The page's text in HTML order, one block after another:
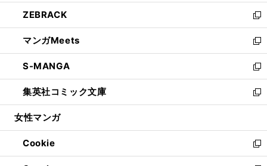
く
ウ
で
開
く
ン
ド
ウ
で
開
く
ウ
ィ
ン
ド
ウ
で
開
く
し
い
ウ
ィ
ン
ド
ウ
で
開
ZEBRACK
新
し
い
ウ
ィ
ン
ド
ウ
開
く
マンガMeets
新
し
い
ウ
ィ
ン
ウ
で
開
S-MANGA
新
し
い
ウ
ン
ド
ウ
集英社コミック文庫
新
し
ウ
ィ
ン
女性マンガ
Cookie
新
し